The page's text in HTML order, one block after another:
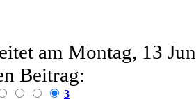
am Montag, 13
Beitrag:
3